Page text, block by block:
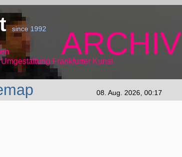
since 1992 ARCHIV
Umgestaltung Frankfurter Kunst
08. Aug. 2026, 00:17